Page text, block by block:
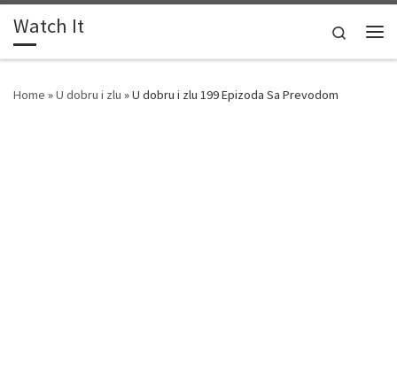
Skip to content
Watch It
Search
Home »U dobru i zlu »U dobru i zlu 199 Epizoda Sa Prevodom